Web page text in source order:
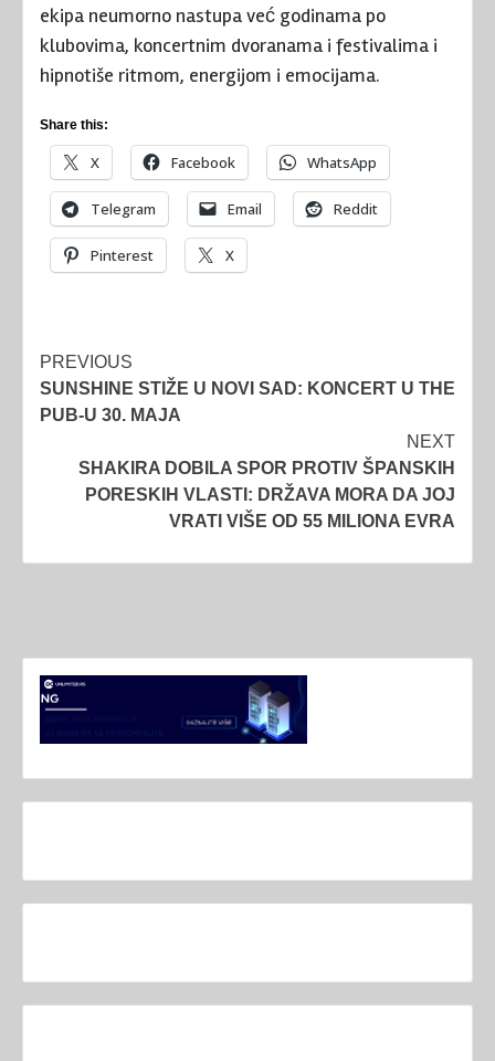
ekipa neumorno nastupa već godinama po
klubovima, koncertnim dvoranama i festivalima i
hipnotiše ritmom, energijom i emocijama.
Share this:
X Facebook WhatsApp
Telegram Email Reddit
Pinterest X
Post
navigation
PREVIOUS
SUNSHINE STIŽE U NOVI SAD: KONCERT U THE
PUB-U 30. MAJA
NEXT
SHAKIRA DOBILA SPOR PROTIV ŠPANSKIH
PORESKIH VLASTI: DRŽAVA MORA DA JOJ
VRATI VIŠE OD 55 MILIONA EVRA